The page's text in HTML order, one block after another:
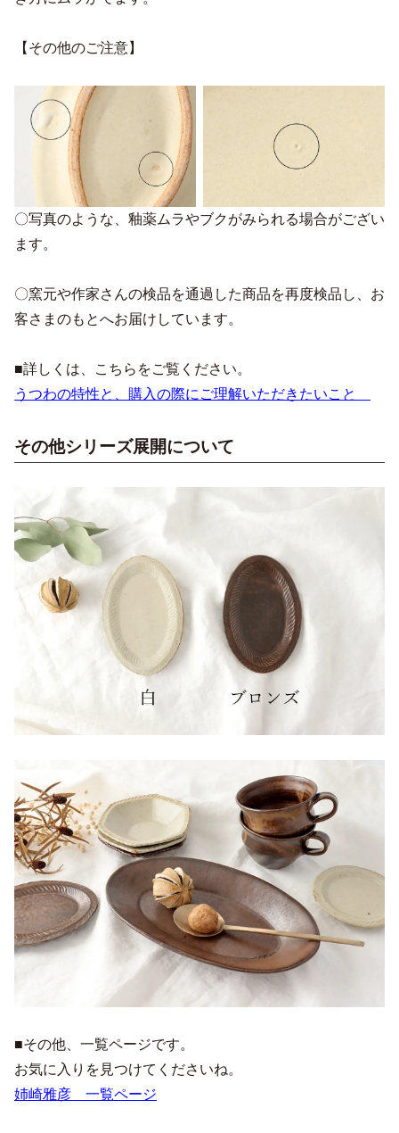
【その他のご注意】
〇写真のような、釉薬ムラやブクがみられる場合がござい
ます。
〇窯元や作家さんの検品を通過した商品を再度検品し、お
客さまのもとへお届けしています。
■詳しくは、こちらをご覧ください。
うつわの特性と、購入の際にご理解いただきたいこと
その他シリーズ展開について
■その他、一覧ページです。
お気に入りを見つけてくださいね。
姉崎雅彦 一覧ページ